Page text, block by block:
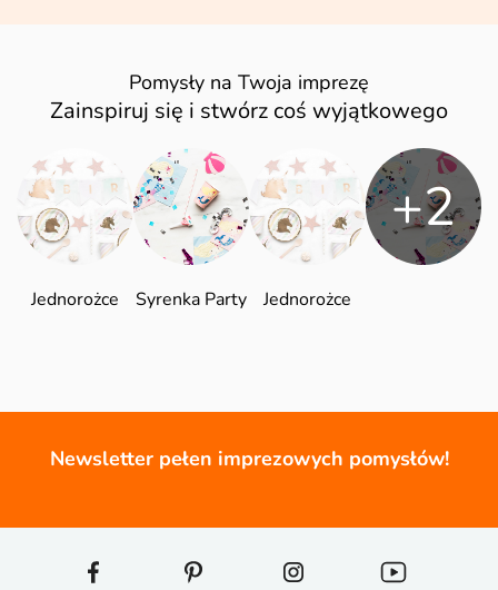
Pomysły na Twoja imprezę
Zainspiruj się i stwórz coś wyjątkowego
Jednorożce Syrenka Party Jednorożce
+2
Newsletter pełen imprezowych pomysłów!